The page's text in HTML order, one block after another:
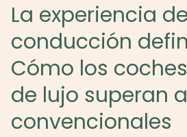
La experiencia de
conducción
Cómo los
de lujo superan
convencionales